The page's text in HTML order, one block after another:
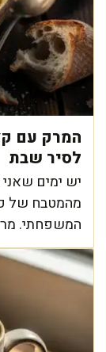
המרק עם
לסיר שבת
יש ימים
מהמטבח של
המשפחתי.